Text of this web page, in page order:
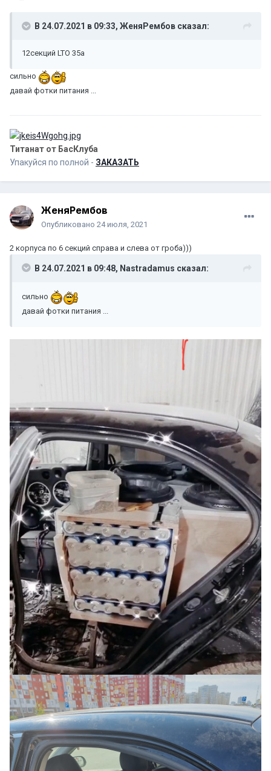
В 24.07.2021 в 09:33, ЖеняРембов сказал:
12секций LTO 35a
сильно
давай фотки питания ...
Титанат от БасКлуба
Упакуйся по полной - ЗАКАЗАТЬ
ЖеняРембов
Опубликовано 24 июля, 2021
2 корпуса по 6 секций справа и слева от гроба)))
В 24.07.2021 в 09:48, Nastradamus сказал:
сильно
давай фотки питания ...